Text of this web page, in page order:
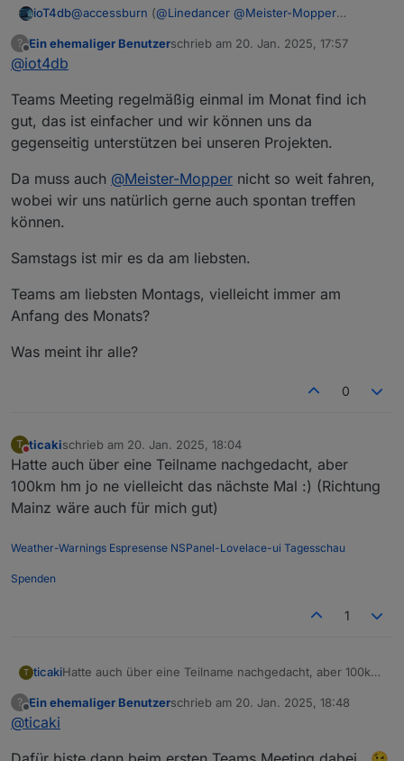
ioT4db@accessburn (@Linedancer @Meister-Mopper
hier mal meine Gedanken
Bad Homburg ist ok für mich (wäre aber auch
ich denk Wochenende oder Freitag sollte es sein
keine Ahnung in welchem Rhythmus man es mal
Termine vor Ort ist nicht einfach, deshalb vlt. noch
vlt versucht man vor Ort 1-2x im Jahr und parallel
z.B. jeden 1. Mittwoch im Monat (wie gesagt nur 1
mal ein Thema raussuchen und darüber
Räume/Funktionen oder oder oder, Themen gibts
viel)
?
Offline
Ein ehemaliger Benutzerschrieb am 20. Jan. 2025, 17:57
zuletzt editiert von
@iot4db
Teams Meeting regelmäßig einmal im Monat find ich
gut, das ist einfacher und wir können uns da
gegenseitig unterstützen bei unseren Projekten.
Da muss auch @Meister-Mopper nicht so weit fahren,
wobei wir uns natürlich gerne auch spontan treffen
können.
Samstags ist mir es da am liebsten.
Teams am liebsten Montags, vielleicht immer am
Anfang des Monats?
Was meint ihr alle?
0
T
Nicht stören
ticakischrieb am 20. Jan. 2025, 18:04
zuletzt editiert von
Hatte auch über eine Teilname nachgedacht, aber
100km hm jo ne vielleicht das nächste Mal :) (Richtung
Mainz wäre auch für mich gut)
Weather-Warnings Espresense NSPanel-Lovelace-ui Tagesschau
Spenden
1
T ticakiHatte auch über eine Teilname nachgedacht, aber 100km
wäre auch für mich gut)
?
Offline
Ein ehemaliger Benutzerschrieb am 20. Jan. 2025, 18:48
zuletzt editiert von
@ticaki